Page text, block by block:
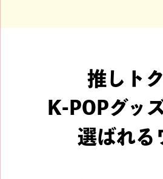
推しト
K-POPグッ
選ばれる